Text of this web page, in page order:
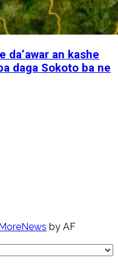
da’awar an kashe
daga Sokoto ba ne
MoreNews by AF